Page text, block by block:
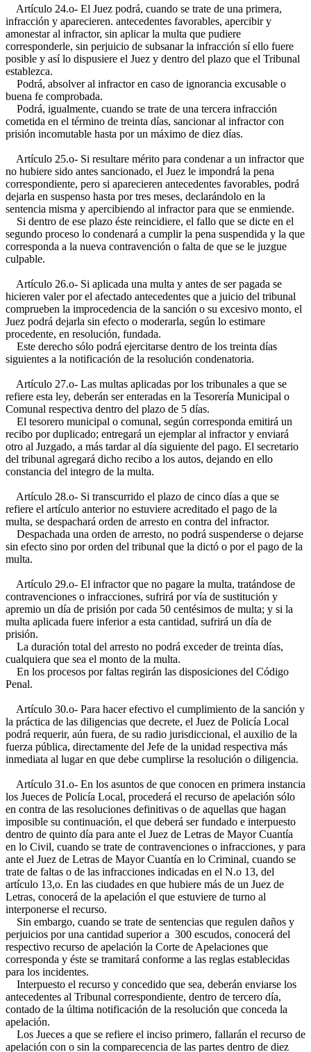
Artículo 24.o- El Juez podrá, cuando se trate de una primera,
infracción y aparecieren. antecedentes favorables, apercibir y
amonestar al infractor, sin aplicar la multa que pudiere
corresponderle, sin perjuicio de subsanar la infracción sí ello fuere
posible y así lo dispusiere el Juez y dentro del plazo que el Tribunal
establezca.
Podrá, absolver al infractor en caso de ignorancia excusable o
buena fe comprobada.
Podrá, igualmente, cuando se trate de una tercera infracción
cometida en el término de treinta días, sancionar al infractor con
prisión incomutable hasta por un máximo de diez días.
Artículo 25.o- Si resultare mérito para condenar a un infractor que
no hubiere sido antes sancionado, el Juez le impondrá la pena
correspondiente, pero si aparecieren antecedentes favorables, podrá
dejarla en suspenso hasta por tres meses, declarándolo en la
sentencia misma y apercibiendo al infractor para que se enmiende.
Si dentro de ese plazo éste reincidiere, el fallo que se dicte en el
segundo proceso lo condenará a cumplir la pena suspendida y la que
corresponda a la nueva contravención o falta de que se le juzgue
culpable.
Artículo 26.o- Si aplicada una multa y antes de ser pagada se
hicieren valer por el afectado antecedentes que a juicio del tribunal
comprueben la improcedencia de la sanción o su excesivo monto, el
Juez podrá dejarla sin efecto o moderarla, según lo estimare
procedente, en resolución, fundada.
Este derecho sólo podrá ejercitarse dentro de los treinta días
siguientes a la notificación de la resolución condenatoria.
Artículo 27.o- Las multas aplicadas por los tribunales a que se
refiere esta ley, deberán ser enteradas en la Tesorería Municipal o
Comunal respectiva dentro del plazo de 5 días.
El tesorero municipal o comunal, según corresponda emitirá un
recibo por duplicado; entregará un ejemplar al infractor y enviará
otro al Juzgado, a más tardar al día siguiente del pago. El secretario
del tribunal agregará dicho recibo a los autos, dejando en ello
constancia del integro de la multa.
Artículo 28.o- Si transcurrido el plazo de cinco días a que se
refiere el artículo anterior no estuviere acreditado el pago de la
multa, se despachará orden de arresto en contra del infractor.
Despachada una orden de arresto, no podrá suspenderse o dejarse
sin efecto sino por orden del tribunal que la dictó o por el pago de la
multa.
Artículo 29.o- El infractor que no pagare la multa, tratándose de
contravenciones o infracciones, sufrirá por vía de sustitución y
apremio un día de prisión por cada 50 centésimos de multa; y si la
multa aplicada fuere inferior a esta cantidad, sufrirá un día de
prisión.
La duración total del arresto no podrá exceder de treinta días,
cualquiera que sea el monto de la multa.
En los procesos por faltas regirán las disposiciones del Código
Penal.
Artículo 30.o- Para hacer efectivo el cumplimiento de la sanción y
la práctica de las diligencias que decrete, el Juez de Policía Local
podrá requerir, aún fuera, de su radio jurisdiccional, el auxilio de la
fuerza pública, directamente del Jefe de la unidad respectiva más
inmediata al lugar en que debe cumplirse la resolución o diligencia.
Artículo 31.o- En los asuntos de que conocen en primera instancia
los Jueces de Policía Local, procederá el recurso de apelación sólo
en contra de las resoluciones definitivas o de aquellas que hagan
imposible su continuación, el que deberá ser fundado e interpuesto
dentro de quinto día para ante el Juez de Letras de Mayor Cuantía
en lo Civil, cuando se trate de contravenciones o infracciones, y para
ante el Juez de Letras de Mayor Cuantía en lo Criminal, cuando se
trate de faltas o de las infracciones indicadas en el N.o 13, del
artículo 13,o. En las ciudades en que hubiere más de un Juez de
Letras, conocerá de la apelación el que estuviere de turno al
interponerse el recurso.
Sin embargo, cuando se trate de sentencias que regulen daños y
perjuicios por una cantidad superior a 300 escudos, conocerá del
respectivo recurso de apelación la Corte de Apelaciones que
corresponda y éste se tramitará conforme a las reglas establecidas
para los incidentes.
Interpuesto el recurso y concedido que sea, deberán enviarse los
antecedentes al Tribunal correspondiente, dentro de tercero día,
contado de la última notificación de la resolución que conceda la
apelación.
Los Jueces a que se refiere el inciso primero, fallarán el recurso de
apelación con o sin la comparecencia de las partes dentro de diez